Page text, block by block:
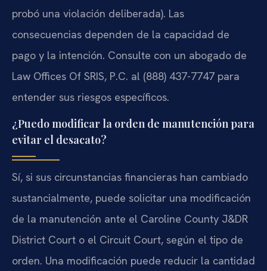
probó una violación deliberada). Las
consecuencias dependen de la capacidad de
pago y la intención. Consulte con un abogado de
Law Offices Of SRIS, P.C. al (888) 437-7747 para
entender sus riesgos específicos.
¿Puedo modificar la orden de manutención para
evitar el desacato?
Sí, si sus circunstancias financieras han cambiado
sustancialmente, puede solicitar una modificación
de la manutención ante el Caroline County J&DR
District Court o el Circuit Court, según el tipo de
orden. Una modificación puede reducir la cantidad